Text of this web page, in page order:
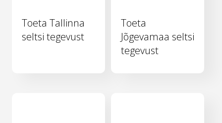
Toeta Tallinna
seltsi tegevust
Toeta
Jõgevamaa seltsi
tegevust